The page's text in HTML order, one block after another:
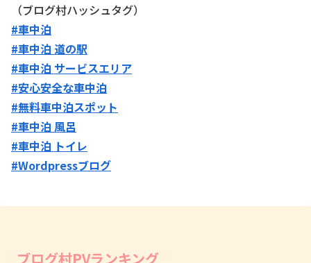
（ブログ村ハッシュタグ）
#車中泊
#車中泊 道の駅
#車中泊 サービスエリア
#安心安全な車中泊
#無料車中泊スポット
#車中泊 風呂
#車中泊 トイレ
#Wordpressブログ
ブログ村PVランキング